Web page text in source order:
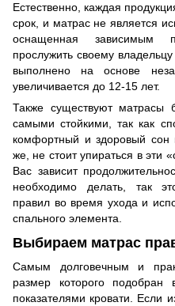
Естественно, каждая
срок, и матрас не является
оснащенная зависимым
прослужить своему
выполнено на основе
увеличивается до 12-15 лет.
Также существуют матрасы
самыми стойкими, так как
комфортный и здоровый
же, не стоит упираться в эти
Вас зависит
необходимо делать, так
правил во время ухода и
спального элемента.
Выбираем матрас
Самым долговечным и
размер которого подобран
показателями кровати. Если